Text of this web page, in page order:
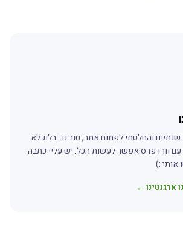
שנתיים והחלטתי לפתוח אתר, טוב נו.. בלוג לא
וורדפרס אפשר לעשות הכל. יש עליי כתבה
:)
ארגנטינו ←